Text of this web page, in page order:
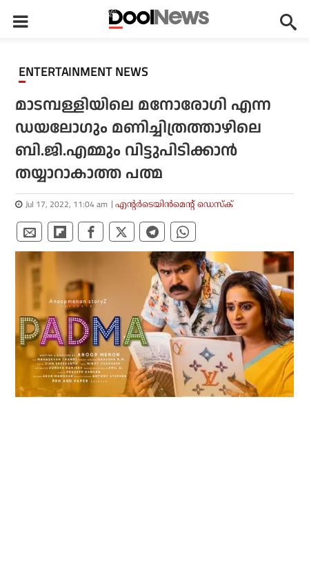
ENTERTAINMENT NEWS
മാടമ്പള്ളിയിലെ മനോരോഗി എന്ന
ഡയലോഗും മണിച്ചിത്രത്താഴിലെ
ബി.ജി.എമ്മും വിട്ടുപിടിക്കാൻ
തയ്യാറാകാത്ത പത്മ
Jul 17, 2022, 11:04 am എന്റര്‍ടെയിന്‍മെന്റ് ഡെസ്‌ക്